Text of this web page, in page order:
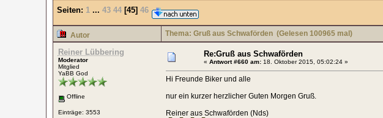
Seiten: 1 ... 43 44[45] 46
Autor Thema: Gruß aus Schwaförden(Gelesen 100965 mal)
Reiner Lübbering
Moderator
Mitglied
YaBB God
Offline
Einträge: 3553
Re:Gruß aus Schwaförden
« Antwort #660 am:18. Oktober 2015, 05:02:24 »
Hi Freunde Biker und alle
nur ein kurzer herzlicher Guten Morgen Gruß.
Reiner aus Schwaförden (Nds)